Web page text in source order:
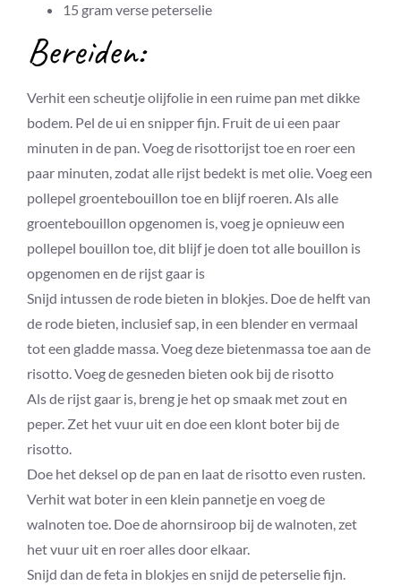
15 gramverse peterselie
Bereiden:
Verhit een scheutje olijfolie in een ruime pan met dikke
bodem. Pel de ui en snipper fijn. Fruit de ui een paar
minuten in de pan. Voeg de risottorijst toe en roer een
paar minuten, zodat alle rijst bedekt is met olie. Voeg een
pollepel groentebouillon toe en blijf roeren. Als alle
groentebouillon opgenomen is, voeg je opnieuw een
pollepel bouillon toe, dit blijf je doen tot alle bouillon is
opgenomen en de rijst gaar is
Snijd intussen de rode bieten in blokjes. Doe de helft van
de rode bieten, inclusief sap, in een blender en vermaal
tot een gladde massa. Voeg deze bietenmassa toe aan de
risotto. Voeg de gesneden bieten ook bij de risotto
Als de rijst gaar is, breng je het op smaak met zout en
peper. Zet het vuur uit en doe een klont boter bij de
risotto.
Doe het deksel op de pan en laat de risotto even rusten.
Verhit wat boter in een klein pannetje en voeg de
walnoten toe. Doe de ahornsiroop bij de walnoten, zet
het vuur uit en roer alles door elkaar.
Snijd dan de feta in blokjes en snijd de peterselie fijn.